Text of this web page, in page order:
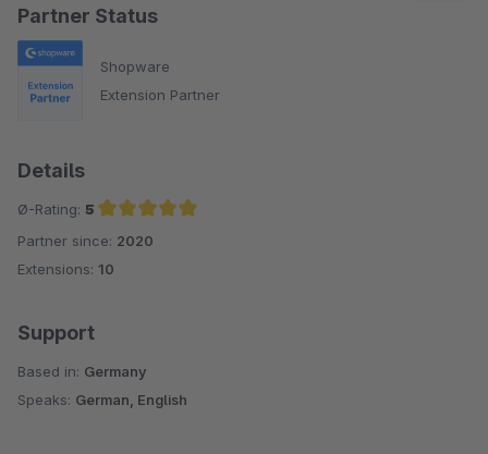
Partner Status
Shopware
Extension Partner
Details
Ø-Rating: 5
Average rating of 5 out of 5 stars
Partner since: 2020
Extensions: 10
Support
Based in: Germany
Speaks: German, English